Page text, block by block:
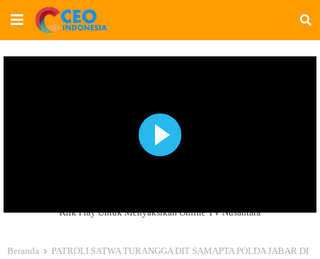
Klik Play Untuk Menyaksikan Online TV Nusantara
Beranda
PATROLI SATWA TURANGGA DIT SAMAPTA POLDA JABAR DI